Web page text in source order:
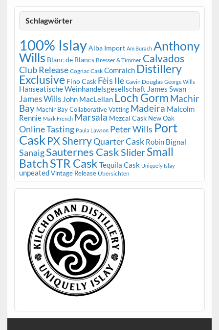
Schlagwörter
100% IslayAlba Import Am Burach Anthony
Wills Blanc de Blancs Bresser & Timmer Calvados
Club Release Cognac Cask Comraich Distillery
Exclusive Fino Cask Fèis Ile Gavin Douglas George Wills
Hanseatische Weinhandelsgesellschaft James Swan
James Wills John MacLellan Loch Gorm Machir
Bay Machir Bay Collaborative Vatting Madeira Malcolm
Rennie Mark French Marsala Mezcal Cask New Oak
Online Tasting Paula Lawson Peter Wills Port
Cask PX SherryQuarter Cask Robin Bignal
SanaigSauternes CaskSliderSmall
BatchSTR Cask Tequila Cask Uniquely Islay
unpeatedVintage Release Übersichten